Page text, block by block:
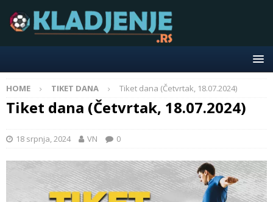
HOME TIKET DANA Tiket dana (Četvrtak, 18.07.2024)
Tiket dana (Četvrtak, 18.07.2024)
18 srpnja, 2024 VN 0